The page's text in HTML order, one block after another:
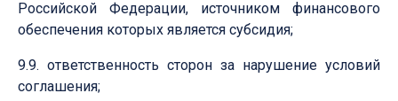
Российской Федерации, источником финансового
обеспечения которых является субсидия;
9.9. ответственность сторон за нарушение условий
соглашения;